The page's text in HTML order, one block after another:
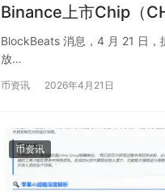
Binance上市Chip（
BlockBeats 消息，4 月 21 日
放…
币资讯 2026年4月21日
币资讯